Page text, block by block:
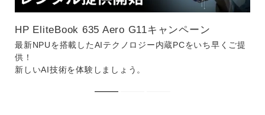
HP EliteBook 635 Aero G11キャンペーン
最新NPUを搭載したAIテクノロジー内蔵PCをいち早くご提
供！
新しいAI技術を体験しましょう。